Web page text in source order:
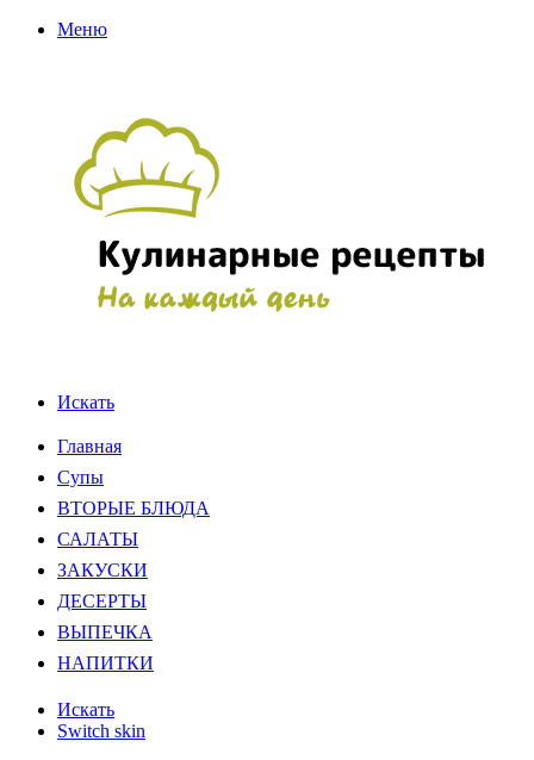
Меню
Искать
Главная
Супы
ВТОРЫЕ БЛЮДА
САЛАТЫ
ЗАКУСКИ
ДЕСЕРТЫ
ВЫПЕЧКА
НАПИТКИ
Искать
Switch skin